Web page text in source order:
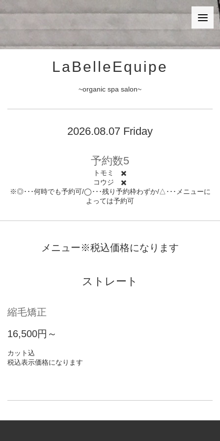
LaBelleEquipe
~organic spa salon~
2026.08.07 Friday
予約数5
トモミ ✖️
コウジ ✖️
※◎･･･何時でも予約可/◯･･･残り予約枠わずか/△･･･メニューに
よっては予約可
メニュー※税込価格になります
ストレート
縮毛矯正
16,500円～
カット込
税込表示価格になります